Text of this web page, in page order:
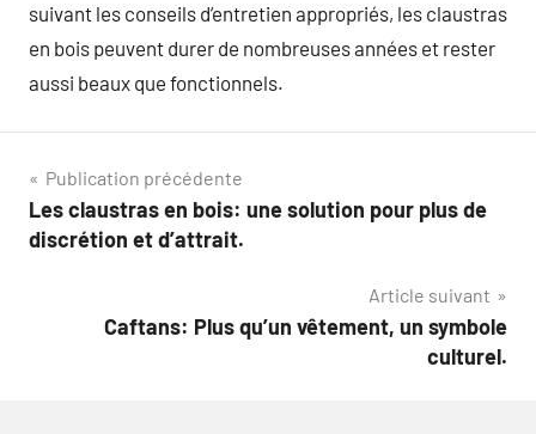
suivant les conseils d’entretien appropriés, les claustras
en bois peuvent durer de nombreuses années et rester
aussi beaux que fonctionnels.
Navigation
de
Publication précédente
Les claustras en bois: une solution pour plus de
discrétion et d’attrait.
Article suivant
Caftans: Plus qu’un vêtement, un symbole
culturel.